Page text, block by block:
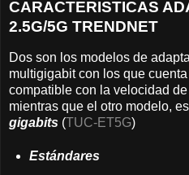
CARACTERISTICAS
2.5G/5G TRENDNET
Dos son los modelos de
multigigabit con los que
compatible con la velocidad de
mientras que el otro modelo,
gigabits (TUC-ET5G)
Estándares